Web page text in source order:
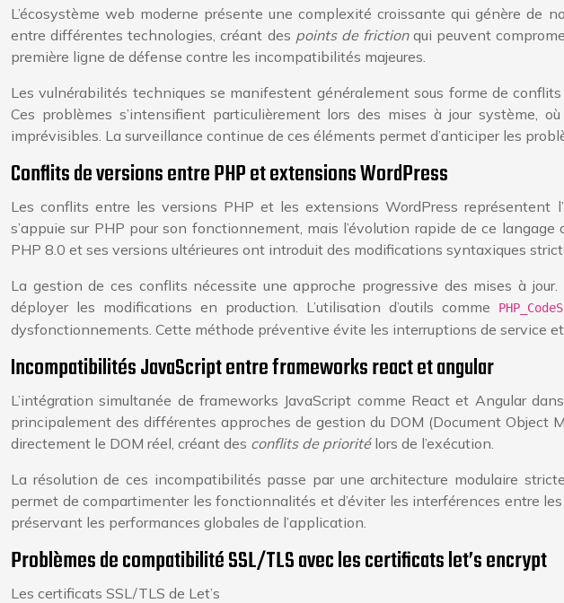
L’écosystème web moderne présente une complexité croissante qui génère de
entre différentes technologies, créant des points de frictionqui peuvent
première ligne de défense contre les incompatibilités majeures.
Les vulnérabilités techniques se manifestent généralement sous forme de
Ces problèmes s’intensifient particulièrement lors des mises à jour système,
imprévisibles. La surveillance continue de ces éléments permet d’anticiper les
Conflits de versions entre PHP et extensions WordPress
Les conflits entre les versions PHP et les extensions WordPress représentent
s’appuie sur PHP pour son fonctionnement, mais l’évolution rapide de ce
PHP 8.0 et ses versions ultérieures ont introduit des modifications syntaxiques
La gestion de ces conflits nécessite une approche progressive des mises à
déployer les modifications en production. L’utilisation d’outils comme
dysfonctionnements. Cette méthode préventive évite les interruptions de service
Incompatibilités JavaScript entre frameworks react et angular
L’intégration simultanée de frameworks JavaScript comme React et Angular
principalement des différentes approches de gestion du DOM (Document Object
directement le DOM réel, créant des conflits de prioritélors de l’exécution.
La résolution de ces incompatibilités passe par une architecture modulaire
permet de compartimenter les fonctionnalités et d’éviter les interférences entre
préservant les performances globales de l’application.
Problèmes de compatibilité SSL/TLS avec les certificats let’s encrypt
Les certificats SSL/TLS de Let’s